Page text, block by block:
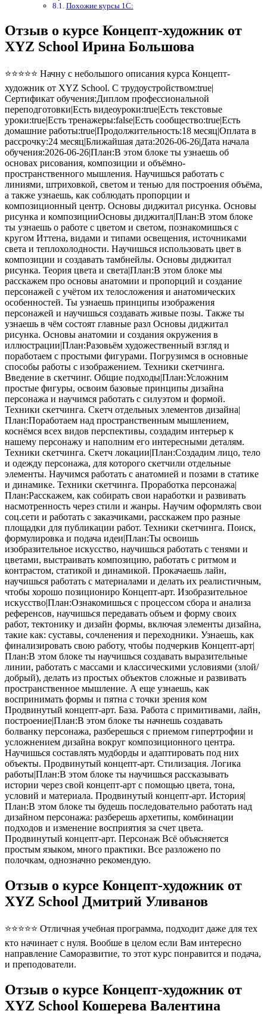
Похожие курсы 1С:
Отзыв о курсе Концепт-художник от
XYZ School Ирина Большова
⭐⭐⭐⭐⭐ Начну с небольшого описания курса Концепт-
художник от XYZ School. С трудоустройством:true|
Сертификат обучения:Диплом профессиональной
переподготовки|Есть видеоуроки:true|Есть текстовые
уроки:true|Есть тренажеры:false|Есть сообщество:true|Есть
домашние работы:true|Продолжительность:18 месяц|Оплата в
рассрочку:24 месяц|Ближайшая дата:2026-06-26|Дата начала
обучения:2026-06-26|План:В этом блоке ты узнаешь об
основах рисования, композиции и объёмно-
пространственного мышления. Научишься работать с
линиями, штриховкой, светом и тенью для построения объёма,
а также узнаешь, как соблюдать пропорции и
композиционный центр. Основы диджитал рисунка. Основы
рисунка и композицииОсновы диджитал|План:В этом блоке
ты узнаешь о работе с цветом и светом, познакомишься с
кругом Иттена, видами и типами освещения, источниками
света и теплохолодности. Научишься использовать цвет в
композиции и создавать тамбнейлы. Основы диджитал
рисунка. Теория цвета и света|План:В этом блоке мы
расскажем про основы анатомии и пропорций и создание
персонажей с учётом их телосложения и анатомических
особенностей. Ты узнаешь принципы изображения
персонажей и научишься создавать живые позы. Также ты
узнаешь в чём состоят главные разл Основы диджитал
рисунка. Основы анатомии и создания окружения в
иллюстрации|План:Разовьём художественный взгляд и
поработаем с простыми фигурами. Погрузимся в основные
способы работы с изображением. Техники скетчинга.
Введение в скетчинг. Общие подходы|План:Усложним
простые фигуры, освоим базовые принципы дизайна
персонажа и научимся работать с силуэтом и формой.
Техники скетчинга. Скетч отдельных элементов дизайна|
План:Поработаем над пространственным мышлением,
коснёмся всех видов перспективы, создадим интерьер к
нашему персонажу и наполним его интересными деталям.
Техники скетчинга. Скетч локации|План:Создадим лицо, тело
и одежду персонажа, для которого скетчили отдельные
элементы. Научимся работать с анатомией и позами в статике
и динамике. Техники скетчинга. Проработка персонажа|
План:Расскажем, как собирать свои наработки и развивать
насмотренность через стили и жанры. Научим оформлять свои
соц.сети и работать с заказчиками, расскажем про разные
площадки для публикации работ. Техники скетчинга. Поиск,
формулировка и подача идеи|План:Ты освоишь
изобразительное искусство, научишься работать с тенями и
цветами, выстраивать композицию, работать с ритмом и
контрастом, статикой и динамикой. Прокачаешь лайн,
научишься работать с материалами и делать их реалистичным,
чтобы хорошо позициониро Концепт-арт. Изобразительное
искусство|План:Ознакомишься с процессом сбора и анализа
референсов, научишься передавать объем и форму своих
работ, тектонику и дизайн формы, включая элементы дизайна,
такие как: суставы, сочленения и переходники. Узнаешь, как
финализировать свою работу, чтобы подчеркив Концепт-арт|
План:В этом блоке ты научишься создавать выразительные
линии, работать с массами и классическими условиями (злой/
добрый), делать из простых объектов сложные и развивать
пространственное мышление. А еще узнаешь, как
воспринимать формы и пятна с точки зрения ком
Продвинутый концепт-арт. База. Работа с примитивами, лайн,
построение|План:В этом блоке ты начнешь создавать
болванку персонажа, разберешься с приемом гипертрофии и
усложнением дизайна вокруг композиционного центра.
Научишься составлять мудборды и адаптировать под них
объекты. Продвинутый концепт-арт. Стилизация. Логика
работы|План:В этом блоке ты научишься рассказывать
истории через свой концепт-арт с помощью цвета, тона,
условий и материала. Продвинутый концепт-арт. История|
План:В этом блоке ты будешь последовательно работать над
дизайном персонажа: разберешь архетипы, комбинации
подходов и изменение восприятия за счет цвета.
Продвинутый концепт-арт. Персонаж Всё объясняется
простым языком, много практики. Все разложено по
полочкам, однозначно рекомендую.
Отзыв о курсе Концепт-художник от
XYZ School Дмитрий Уливанов
⭐⭐⭐⭐⭐ Отличная учебная программа, подходит даже для тех
кто начинает с нуля. Вообше в целом если Вам интересно
направление Саморазвитие, то этот курс понравится и подача,
и преподователи.
Отзыв о курсе Концепт-художник от
XYZ School Кошерева Валентина